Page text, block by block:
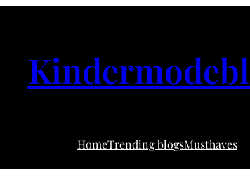
HomeTrending blogsMusthaves